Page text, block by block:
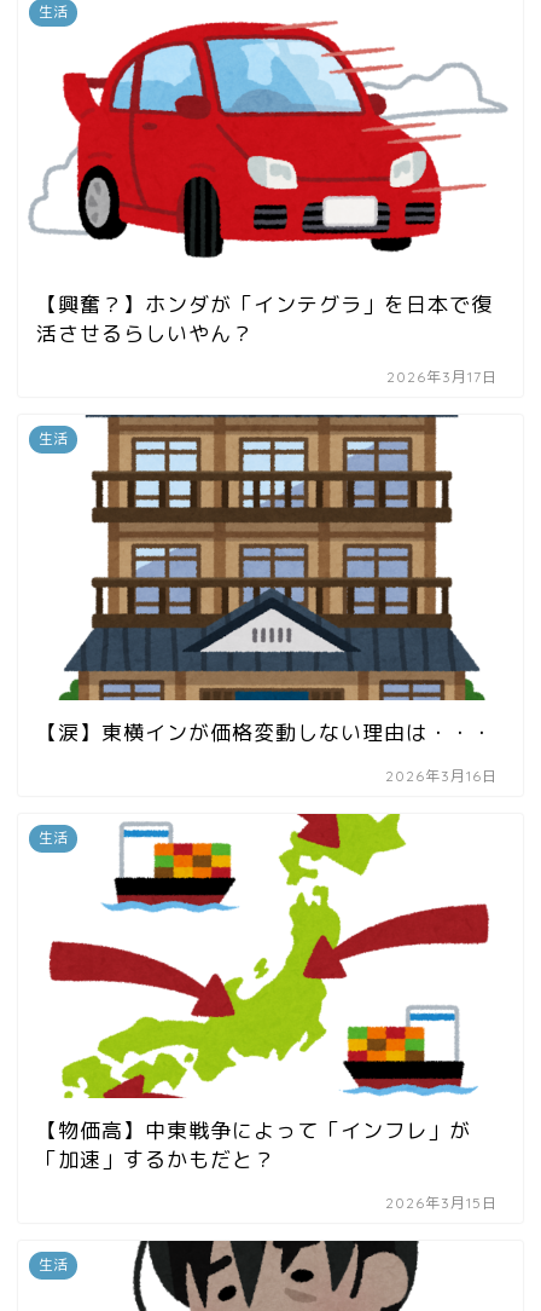
生活
【興奮？】ホンダが「インテグラ」を日本で復
活させるらしいやん？
2026年3月17日
生活
【涙】東横インが価格変動しない理由は・・・
2026年3月16日
生活
【物価高】中東戦争によって「インフレ」が
「加速」するかもだと？
2026年3月15日
生活